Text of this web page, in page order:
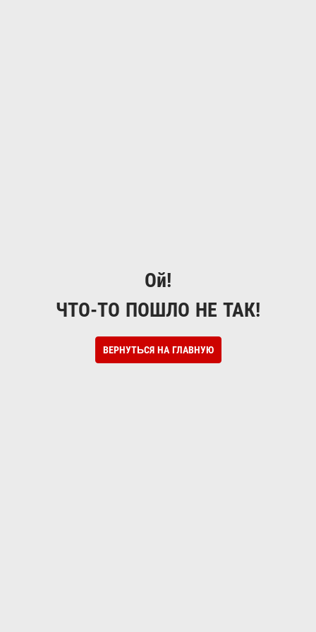
Ой!
ЧТО-ТО ПОШЛО НЕ ТАК!
ВЕРНУТЬСЯ НА ГЛАВНУЮ